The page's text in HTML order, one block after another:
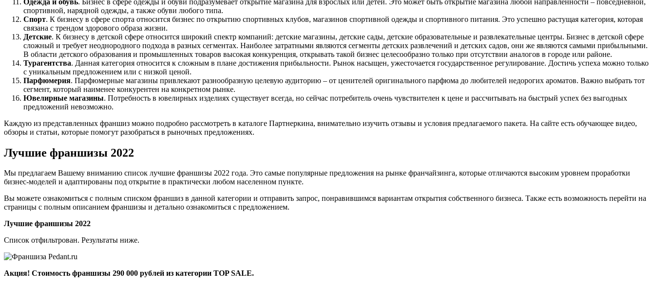
спортивной, нарядной одежды, а также обуви любого типа.
Спорт. К бизнесу в сфере спорта относится бизнес по открытию спортивных клубов, магазинов спортивной одежды и спортивного питания. Это успешно растущая категория, которая
связана с трендом здорового образа жизни.
Детские. К бизнесу в детской сфере относится широкий спектр компаний: детские магазины, детские сады, детские образовательные и развлекательные центры. Бизнес в детской сфере
сложный и требует неоднородного подхода в разных сегментах. Наиболее затратными являются сегменты детских развлечений и детских садов, они же являются самыми прибыльными.
В области детского образования и промышленных товаров высокая конкуренция, открывать такой бизнес целесообразно только при отсутствии аналогов в городе или районе.
Турагентства. Данная категория относится к сложным в плане достижения прибыльности. Рынок насыщен, ужесточается государственное регулирование. Достичь успеха можно только
с уникальным предложением или с низкой ценой.
Парфюмерия. Парфюмерные магазины привлекают разнообразную целевую аудиторию – от ценителей оригинального парфюма до любителей недорогих ароматов. Важно выбрать тот
сегмент, который наименее конкурентен на конкретном рынке.
Ювелирные магазины. Потребность в ювелирных изделиях существует всегда, но сейчас потребитель очень чувствителен к цене и рассчитывать на быстрый успех без выгодных
предложений невозможно.
Каждую из представленных франшиз можно подробно рассмотреть в каталоге Партнеркина, внимательно изучить отзывы и условия предлагаемого пакета. На сайте есть обучающее видео,
обзоры и статьи, которые помогут разобраться в рыночных предложениях.
Лучшие франшизы 2022
Мы предлагаем Вашему вниманию список лучшие франшизы 2022 года. Это самые популярные предложения на рынке франчайзинга, которые отличаются высоким уровнем проработки
бизнес-моделей и адаптированы под открытие в практически любом населенном пункте.
Вы можете ознакомиться с полным списком франшиз в данной категории и отправить запрос, понравившимся вариантам открытия собственного бизнеса. Также есть возможность перейти на
страницы с полным описанием франшизы и детально ознакомиться с предложением.
Лучшие франшизы 2022
Список отфильтрован. Результаты ниже.
Акция! Стоимость франшизы 290 000 рублей из категории TOP SALE.